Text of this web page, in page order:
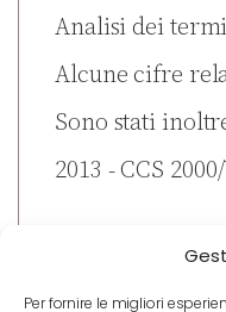
Per fornire le migliori
Analisi dei
Alcune cifre
Sono stati
2013 - CCS